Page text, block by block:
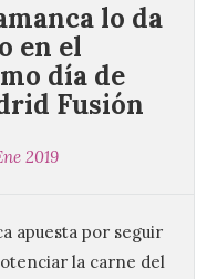
lo da
en el
día de
Fusión
2019
apuesta por seguir
la carne del